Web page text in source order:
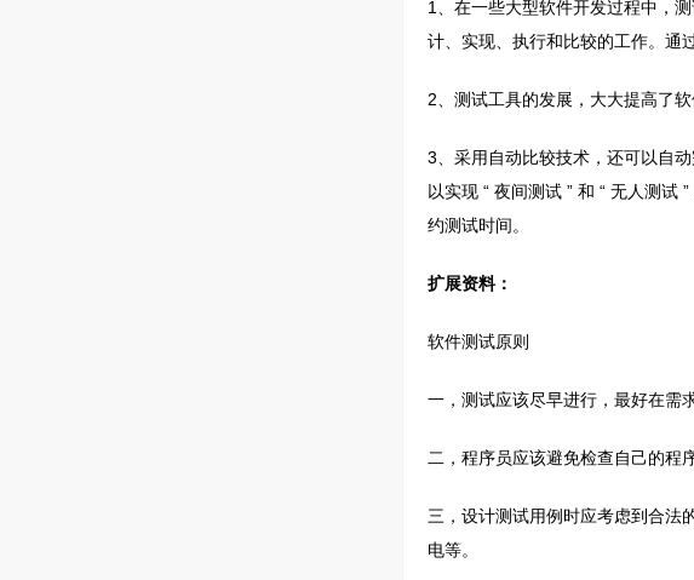
1、在一些大型软件开发过程中，
计、实现、执行和比较的工作。通
2、测试工具的发展，大大提高了
3、采用自动比较技术，还可以自
以实现 “ 夜间测试 ” 和 “ 无人测
约测试时间。
扩展资料：
软件测试原则
一，测试应该尽早进行，最好在需
二，程序员应该避免检查自己的程
三，设计测试用例时应考虑到合法
电等。